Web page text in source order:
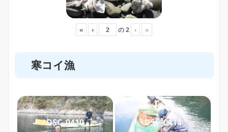
« ‹ の2 › »
寒コイ漁
DSC_0410 DSC_0414